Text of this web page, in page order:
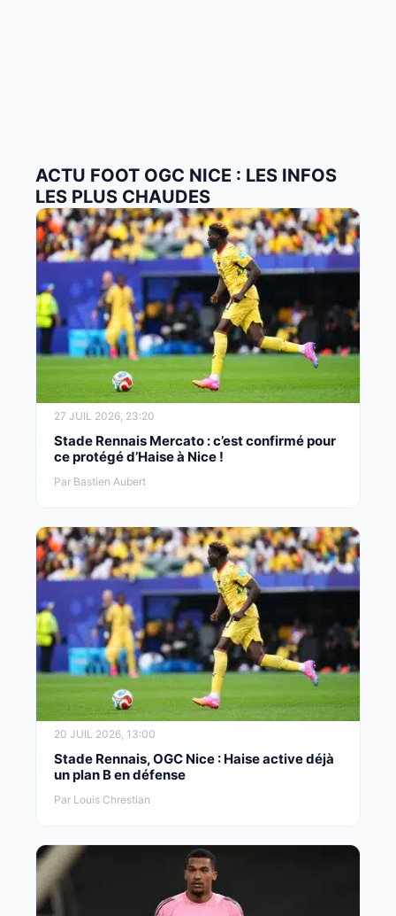
ACTU FOOT OGC NICE : LES INFOS
LES PLUS CHAUDES
27 JUIL 2026, 23:20
Stade Rennais Mercato : c’est confirmé pour
ce protégé d’Haise à Nice !
Par Bastien Aubert
20 JUIL 2026, 13:00
Stade Rennais, OGC Nice : Haise active déjà
un plan B en défense
Par Louis Chrestian